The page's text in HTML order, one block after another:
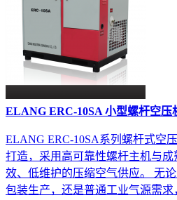
ELANG ERC-10SA 小型螺杆空压
ELANG ERC-10SA系列螺杆式空
打造，采用高可靠性螺杆主机与
效、低维护的压缩空气供应。 无
包装生产，还是普通工业气源需求